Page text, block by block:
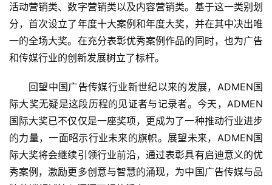
活动营销类、数字营销类以及内容营销类。基于这一类别划
分，首次设立了年度十大案例和年度大奖，并在其中决出唯
一的全场大奖。在充分表彰优秀案例作品的同时，也为广告
和传媒行业的创新发展树立了标杆。
回望中国广告传媒行业新世纪以来的发展，ADMEN国
际大奖无疑是这段历程的见证者与记录者。今天，ADMEN
国际大奖已不仅仅是一座奖项，更成为了一种推动行业进步
的力量，一面昭示行业未来的旗帜。展望未来，ADMEN国
际大奖将会继续引领行业前沿，通过表彰具有启迪意义的优
秀案例，激励更多创意与智慧的涌现，为中国广告传媒与品